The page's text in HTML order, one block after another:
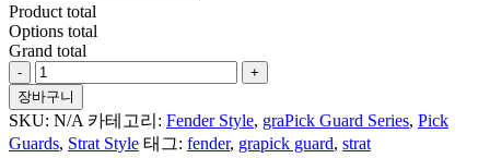
Product total
Options total
Grand total
Paisley
Pattern
#7
For
Fender
장바구니
SKU: N/A 카테고리: Fender Style, graPick Guard Series, Pick
Guards, Strat Style 태그: fender, grapick guard, strat